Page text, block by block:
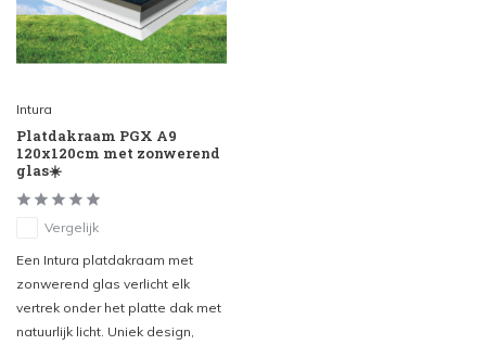
Intura
Platdakraam PGX A9
120x120cm met zonwerend
glas☀️
Vergelijk
Een Intura platdakraam met
zonwerend glas verlicht elk
vertrek onder het platte dak met
natuurlijk licht. Uniek design,